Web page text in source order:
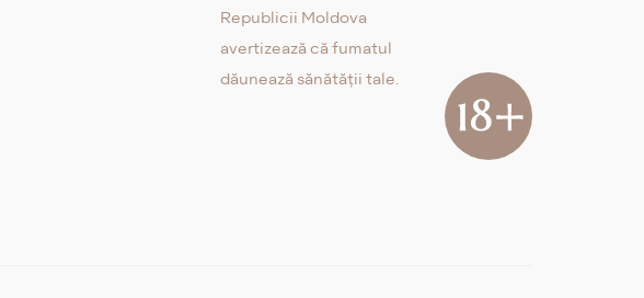
Republicii Moldova
avertizează că fumatul
dăunează sănătății tale.